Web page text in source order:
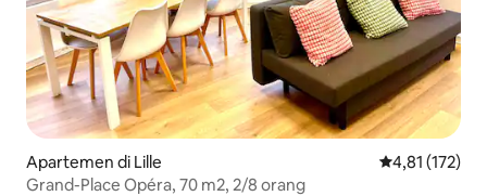
Apartemen di Lille Nilai rata-rata
4,81 (172)
Grand-Place Opéra, 70 m2, 2/8 orang